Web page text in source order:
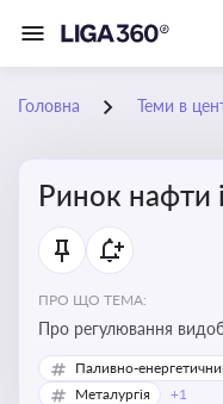
Головна Теми в
Ринок нафти
ПРО ЩО ТЕМА:
Про регулювання
транспортування та
газу, що критично
Паливно-
Металургія
+1